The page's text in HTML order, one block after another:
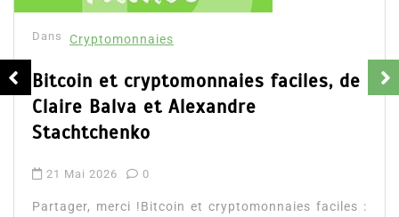
Cryptomonnaies et IA : Le Duo qui
23 Oct 2025
Partager, merci !Cryptomonnaies et IA : Le Duo qui
entre blockchain et intelligence artificielle....
Lire la suite